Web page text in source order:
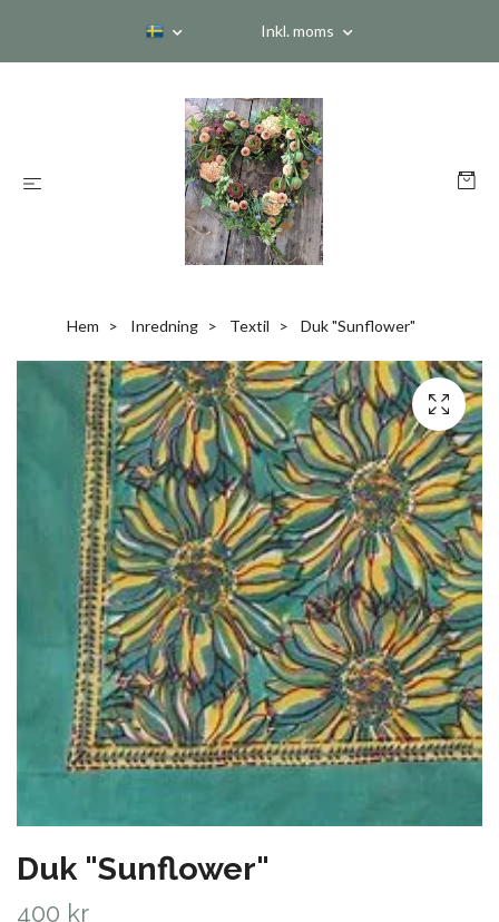
Inkl. moms
Hem Inredning Textil Duk "Sunflower"
Duk "Sunflower"
400 kr